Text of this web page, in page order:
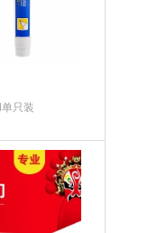
只装